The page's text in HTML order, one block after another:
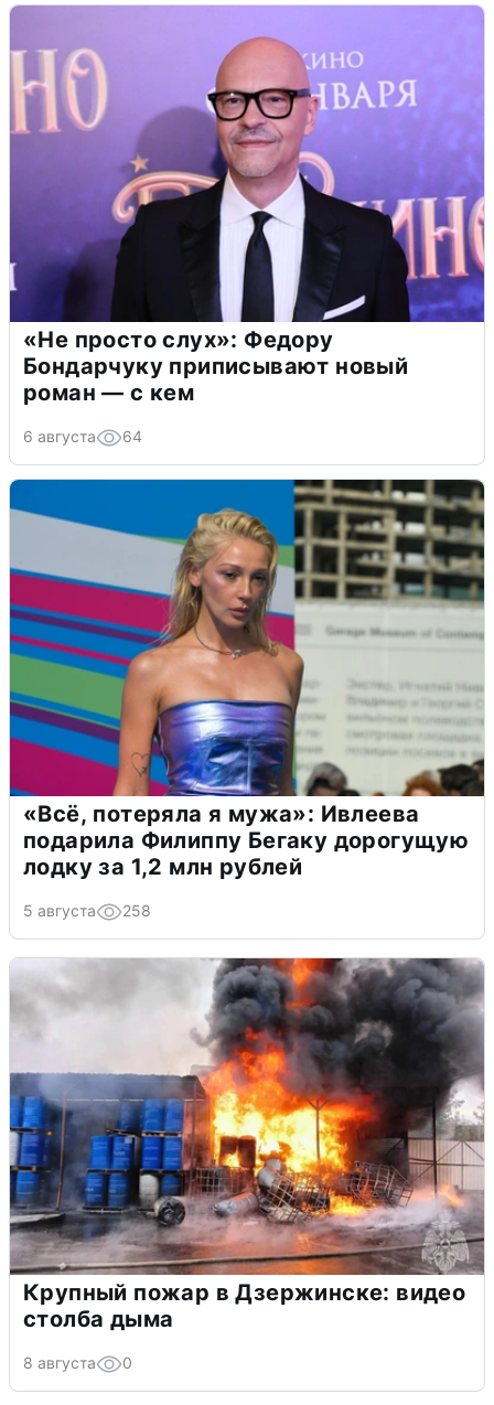
«Не просто слух»: Федору
Бондарчуку приписывают новый
роман — с кем
6 августа 64
«Всё, потеряла я мужа»: Ивлеева
подарила Филиппу Бегаку дорогущую
лодку за 1,2 млн рублей
5 августа 258
Крупный пожар в Дзержинске: видео
столба дыма
8 августа 0